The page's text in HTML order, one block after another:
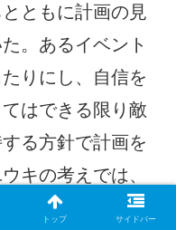
ともに計画の見
。あるイベント
りにし、自信を
はできる限り敵
る方針で計画を
キの考えでは、
までは表立って
トップ サイドバー